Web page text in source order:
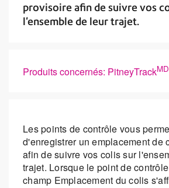
provisoire afin de suivre vos
l'ensemble de leur trajet.
Produits concernés: PitneyTrackMD
Les points de contrôle vous
d'enregistrer un emplacement de
afin de suivre vos colis sur
trajet. Lorsque le point de
champ Emplacement du colis